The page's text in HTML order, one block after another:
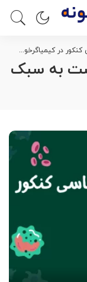
در کیمیاگرخونه
به سبک